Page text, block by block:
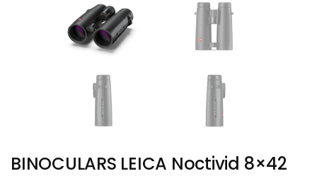
BINOCULARS LEICA Noctivid 8×42